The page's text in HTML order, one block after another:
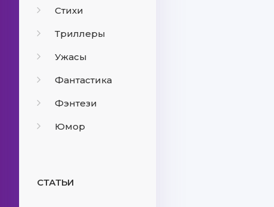
Стихи
Триллеры
Ужасы
Фантастика
Фэнтези
Юмор
СТАТЬИ